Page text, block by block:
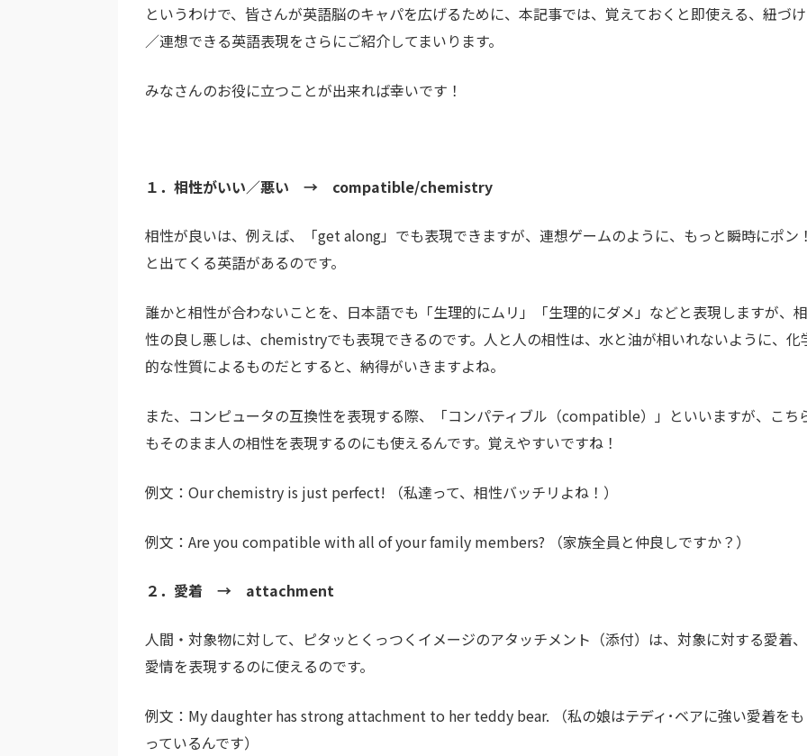
というわけで、皆さんが英語脳のキャパを広げるために、本記事では、覚えておくと即使える、紐づけ
／連想できる英語表現をさらにご紹介してまいります。
みなさんのお役に立つことが出来れば幸いです！
１．相性がいい／悪い → compatible/chemistry
相性が良いは、例えば、「get along」でも表現できますが、連想ゲームのように、もっと瞬時にポン
と出てくる英語があるのです。
誰かと相性が合わないことを、日本語でも「生理的にムリ」「生理的にダメ」などと表現しますが、相
性の良し悪しは、chemistryでも表現できるのです。人と人の相性は、水と油が相いれないように、化
的な性質によるものだとすると、納得がいきますよね。
また、コンピュータの互換性を表現する際、「コンパティブル（compatible）」といいますが、こち
もそのまま人の相性を表現するのにも使えるんです。覚えやすいですね！
例文：Our chemistry is just perfect! （私達って、相性バッチリよね！）
例文：Are you compatible with all of your family members? （家族全員と仲良しですか？）
２．愛着 → attachment
人間・対象物に対して、ピタッとくっつくイメージのアタッチメント（添付）は、対象に対する愛着、
愛情を表現するのに使えるのです。
例文：My daughter has strong attachment to her teddy bear. （私の娘はテディ･ベアに強い愛着をも
っているんです）